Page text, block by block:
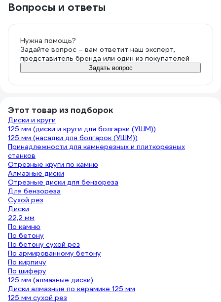
Вопросы и ответы
Нужна помощь?
Задайте вопрос – вам ответит наш эксперт,
представитель бренда или один из покупателей
Задать вопрос
Этот товар из подборок
Диски и круги
125 мм (диски и круги для болгарки (УШМ))
125 мм (насадки для болгарок (УШМ))
Принадлежности для камнерезных и плиткорезных
станков
Отрезные круги по камню
Алмазные диски
Отрезные диски для бензореза
Для бензореза
Сухой рез
Диски
22,2 мм
По камню
По бетону
По бетону сухой рез
По армированному бетону
По кирпичу
По шиферу
125 мм (алмазные диски)
Диски алмазные по керамике 125 мм
125 мм сухой рез